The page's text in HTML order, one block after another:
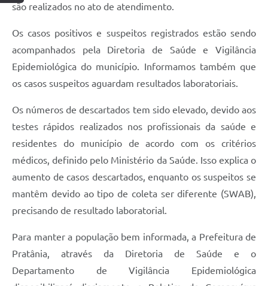
são realizados no ato de atendimento.
Os casos positivos e suspeitos registrados estão sendo
acompanhados pela Diretoria de Saúde e Vigilância
Epidemiológica do município. Informamos também que
os casos suspeitos aguardam resultados laboratoriais.
Os números de descartados tem sido elevado, devido aos
testes rápidos realizados nos profissionais da saúde e
residentes do município de acordo com os critérios
médicos, definido pelo Ministério da Saúde. Isso explica o
aumento de casos descartados, enquanto os suspeitos se
mantêm devido ao tipo de coleta ser diferente (SWAB),
precisando de resultado laboratorial.
Para manter a população bem informada, a Prefeitura de
Pratânia, através da Diretoria de Saúde e o
Departamento de Vigilância Epidemiológica